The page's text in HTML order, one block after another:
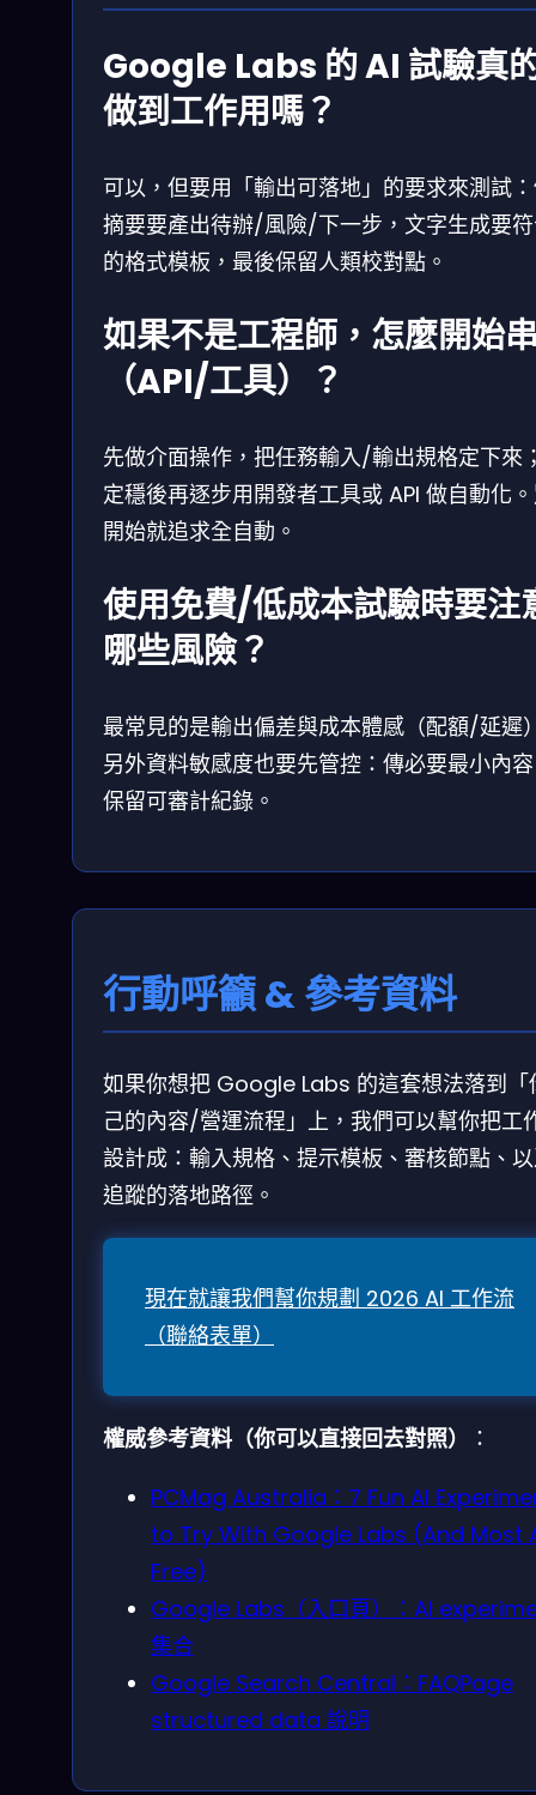
Google Labs 的 AI 試驗真
做到工作用嗎？
可以，但要用「輸出可落地」的要求來測試
摘要要產出待辦/風險/下一步，文字生成要
的格式模板，最後保留人類校對點。
如果不是工程師，怎麼開始
（API/工具）？
先做介面操作，把任務輸入/輸出規格定下來
定穩後再逐步用開發者工具或 API 做自動化
開始就追求全自動。
使用免費/低成本試驗時要注
哪些風險？
最常見的是輸出偏差與成本體感（配額/延遲
另外資料敏感度也要先管控：傳必要最小內
保留可審計紀錄。
行動呼籲 & 參考資料
如果你想把 Google Labs 的這套想法落到「
己的內容/營運流程」上，我們可以幫你把工
設計成：輸入規格、提示模板、審核節點、
追蹤的落地路徑。
現在就讓我們幫你規劃 2026 AI 工作流
（聯絡表單）
權威參考資料（你可以直接回去對照）
：
PCMag Australia：7 Fun AI
to Try With Google Labs (And Most
Free)
Google Labs（入口頁）：AI
集合
Google Search Central：FAQPage
structured data 說明